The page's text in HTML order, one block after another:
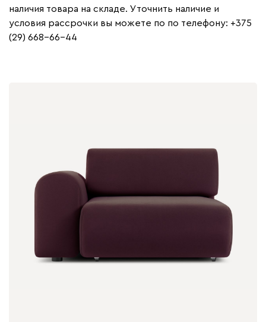
наличия товара на складе. Уточнить наличие и
условия рассрочки вы можете по по телефону: +375
(29) 668-66-44